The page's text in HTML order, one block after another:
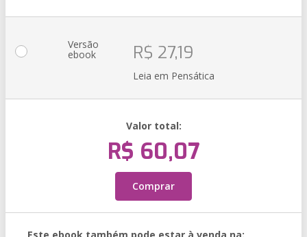
Versão
ebook R$ 27,19
Leia em Pensática
Valor total:
R$ 60,07
Comprar